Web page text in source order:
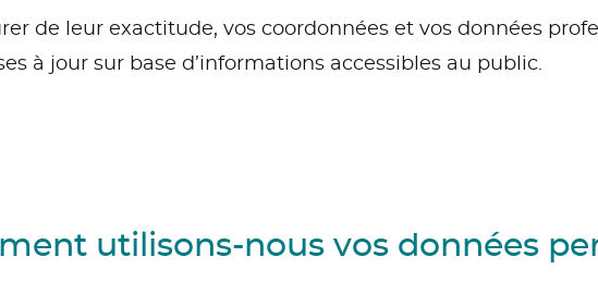
de leur exactitude, vos coordonnées et vos données
à jour sur base d’informations accessibles au public.
utilisons-nous vos données